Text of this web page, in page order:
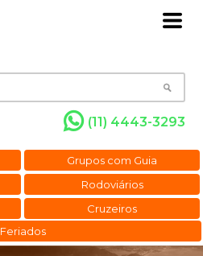
(11) 4443-3293
Grupos com Guia
Rodoviários
Cruzeiros
Feriados